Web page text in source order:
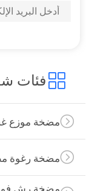
فئات
مضخة موزع
مضخة رغوة
مضخة رش